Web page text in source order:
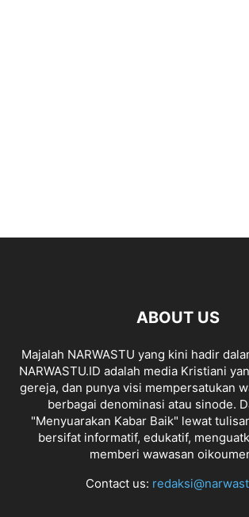
ABOUT US
Majalah NARWASTU yang kini hadir
NARWASTU.ID adalah media Kristiani
gereja, dan punya visi mempersatukan
berbagai denominasi atau sinode.
"Menyuarakan Kabar Baik" lewat
bersifat informatif, edukatif,
memberi wawasan
Contact us: